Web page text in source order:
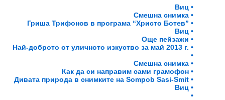
Виц •
Смешна снимка •
Гриша Трифонов в програма “Христо Ботев” •
Виц •
Още пейзажи •
Най-доброто от уличното изкуство за май 2013 г. •
•
Смешна снимка •
Как да си направим сами грамофон •
Дивата природа в снимките на Sompob Sasi-Smit •
Виц •
•